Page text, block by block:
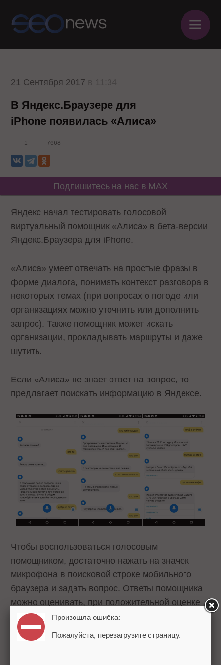
≡
21 Сентября 2017
В Яндекс.Браузере для
iPhone появилась «Алиса»
1 7668
Подпишитесь на нас в MAX
Яндекс начал тестировать голосовой
виртуальный помощник «Алиса» в бета-версии
Яндекс.Браузера для iPhone.
«Алиса» умеет отвечать на простые фразы в
форме диалога, понимать контекст разговора в
некоторых темах (при вопросах о погоде или
организациях можно уточнить или дополнить
запрос). Также помощник может искать
организации, прокладывать маршруты и даже
шутить.
Если «Алиса» не знает ответ на вопрос, то
предлагает поискать информацию в Яндексе.
Чтобы воспользоваться голосовым
помощником, достаточно нажать на значок
микрофона в поисковой строке мобильного
браузера и задать вопрос. Ответы помощника
можно оценивать, при положительной оценке
«Алиса» поблагодарит за похвалу.
Помощник еще в стадии активной
Произошла ошибка:
Пожалуйста, перезагрузите страницу.